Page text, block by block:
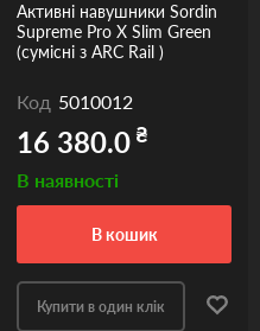
Активні навушники Sordin
Supreme Pro X Slim Green
(сумісні з ARC Rail )
Код 5010012
16 380.0₴
В наявності
в кошик
Купити в один клік